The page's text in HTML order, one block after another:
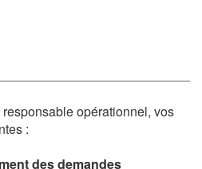
opérationnel, vos
:
des demandes